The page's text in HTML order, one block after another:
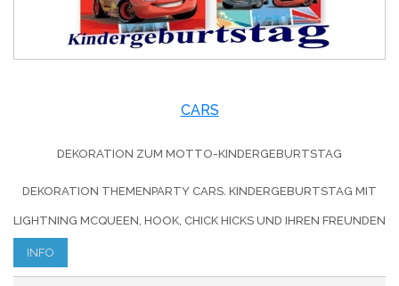
CARS
DEKORATION ZUM MOTTO-KINDERGEBURTSTAG
DEKORATION THEMENPARTY CARS. KINDERGEBURTSTAG MIT
LIGHTNING MCQUEEN, HOOK, CHICK HICKS UND IHREN FREUNDEN
INFO